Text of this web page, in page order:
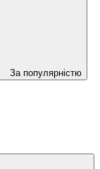
За популярністю